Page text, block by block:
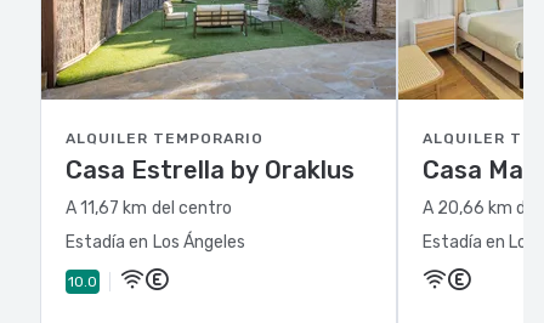
ALQUILER TEMPORARIO
Casa Estrella by Oraklus
A 11,67 km del centro
Estadía en Los Ángeles
10.0
ALQUILER
Casa
A 20,66 km
Estadía en Los